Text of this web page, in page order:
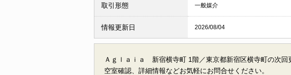
取引形態 一般媒介
情報更新日 2026/08/04
Ａｇｌａｉａ 新宿横寺町 1階／東京都新宿区横寺町の次回
空室確認、詳細情報などお気軽にお問合せください。